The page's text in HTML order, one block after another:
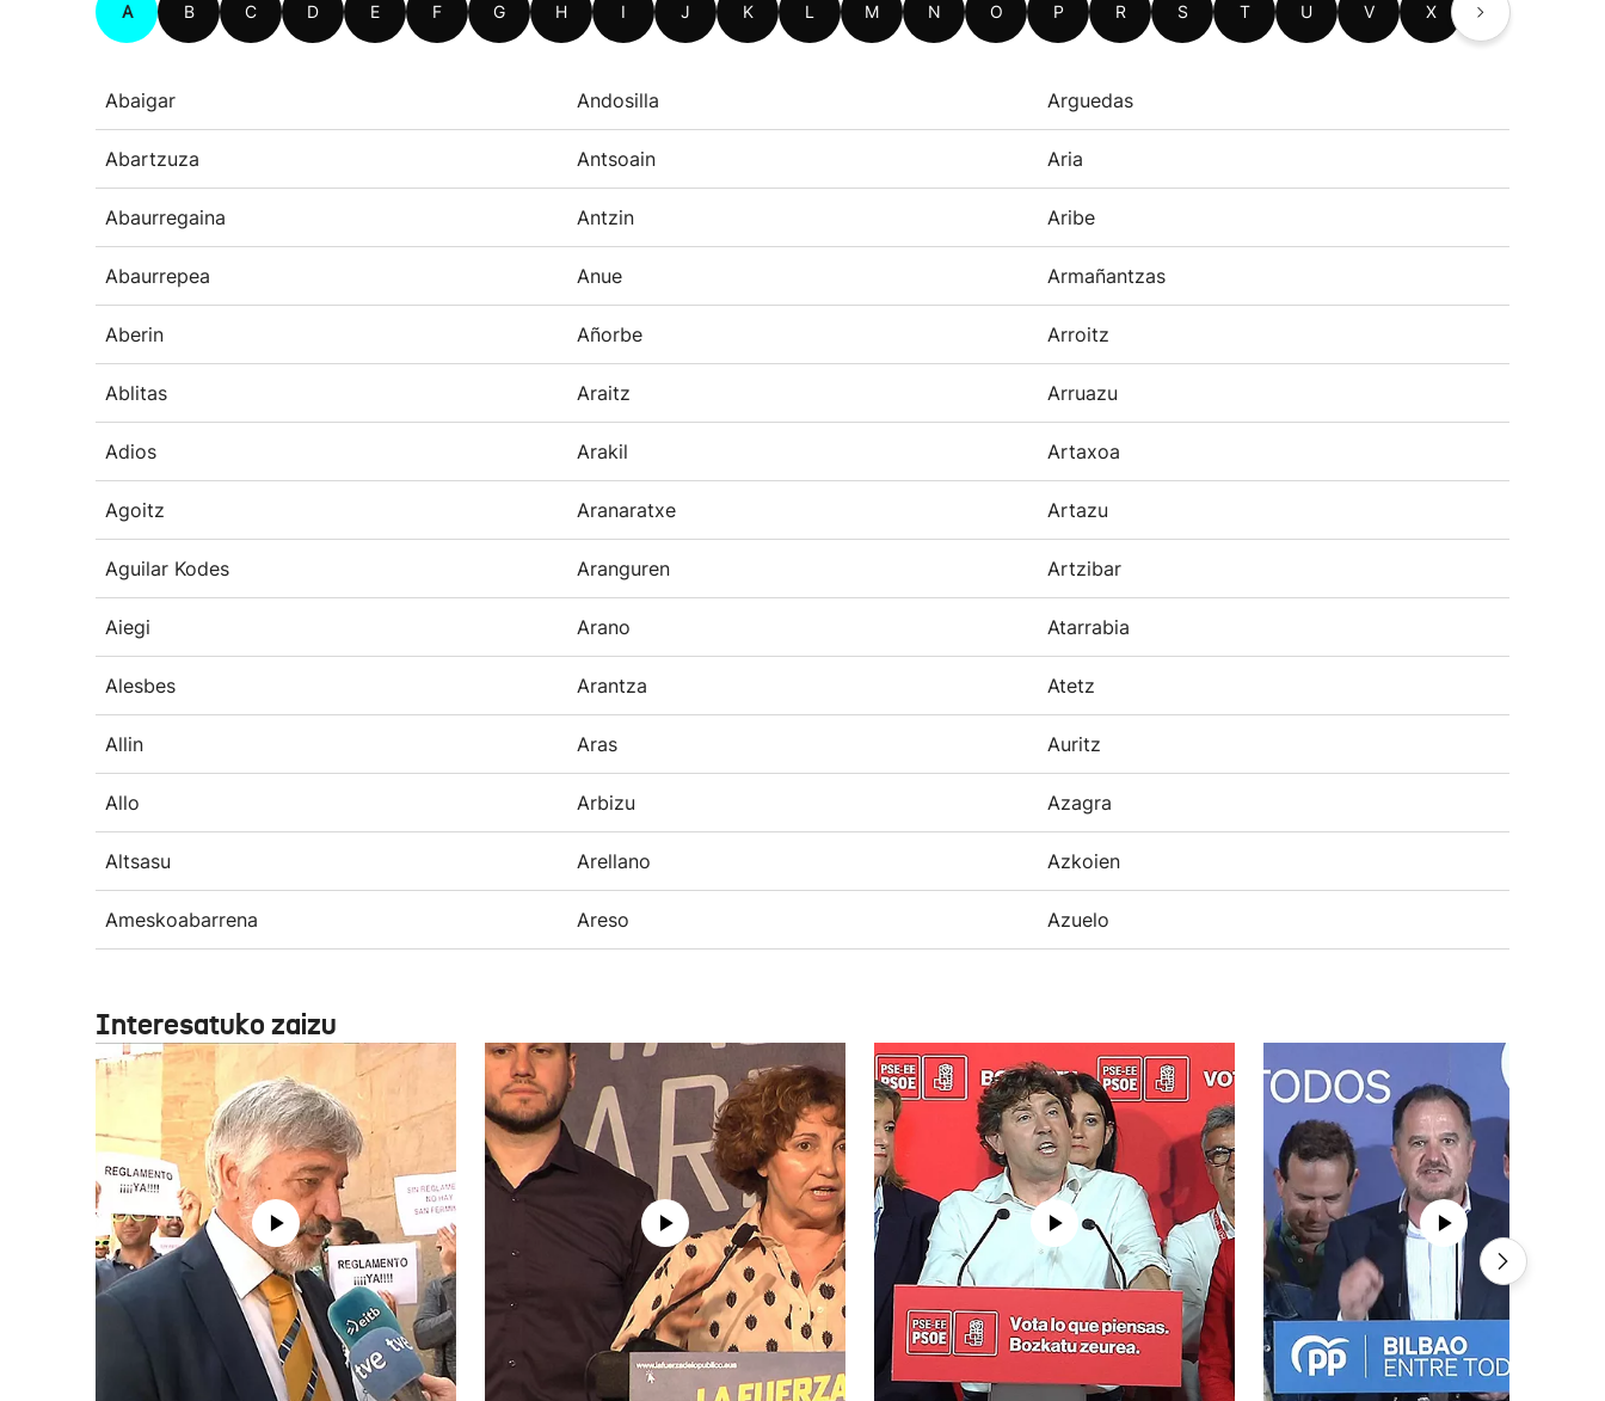
A B C D E F G H I J K L M N O P R S T U V X
Abaigar Andosilla Arguedas
Abartzuza Antsoain Aria
Abaurregaina Antzin Aribe
Abaurrepea Anue Armañantzas
Aberin Añorbe Arroitz
Ablitas Araitz Arruazu
Adios Arakil Artaxoa
Agoitz Aranaratxe Artazu
Aguilar Kodes Aranguren Artzibar
Aiegi Arano Atarrabia
Alesbes Arantza Atetz
Allin Aras Auritz
Allo Arbizu Azagra
Altsasu Arellano Azkoien
Ameskoabarrena Areso Azuelo
Interesatuko zaizu